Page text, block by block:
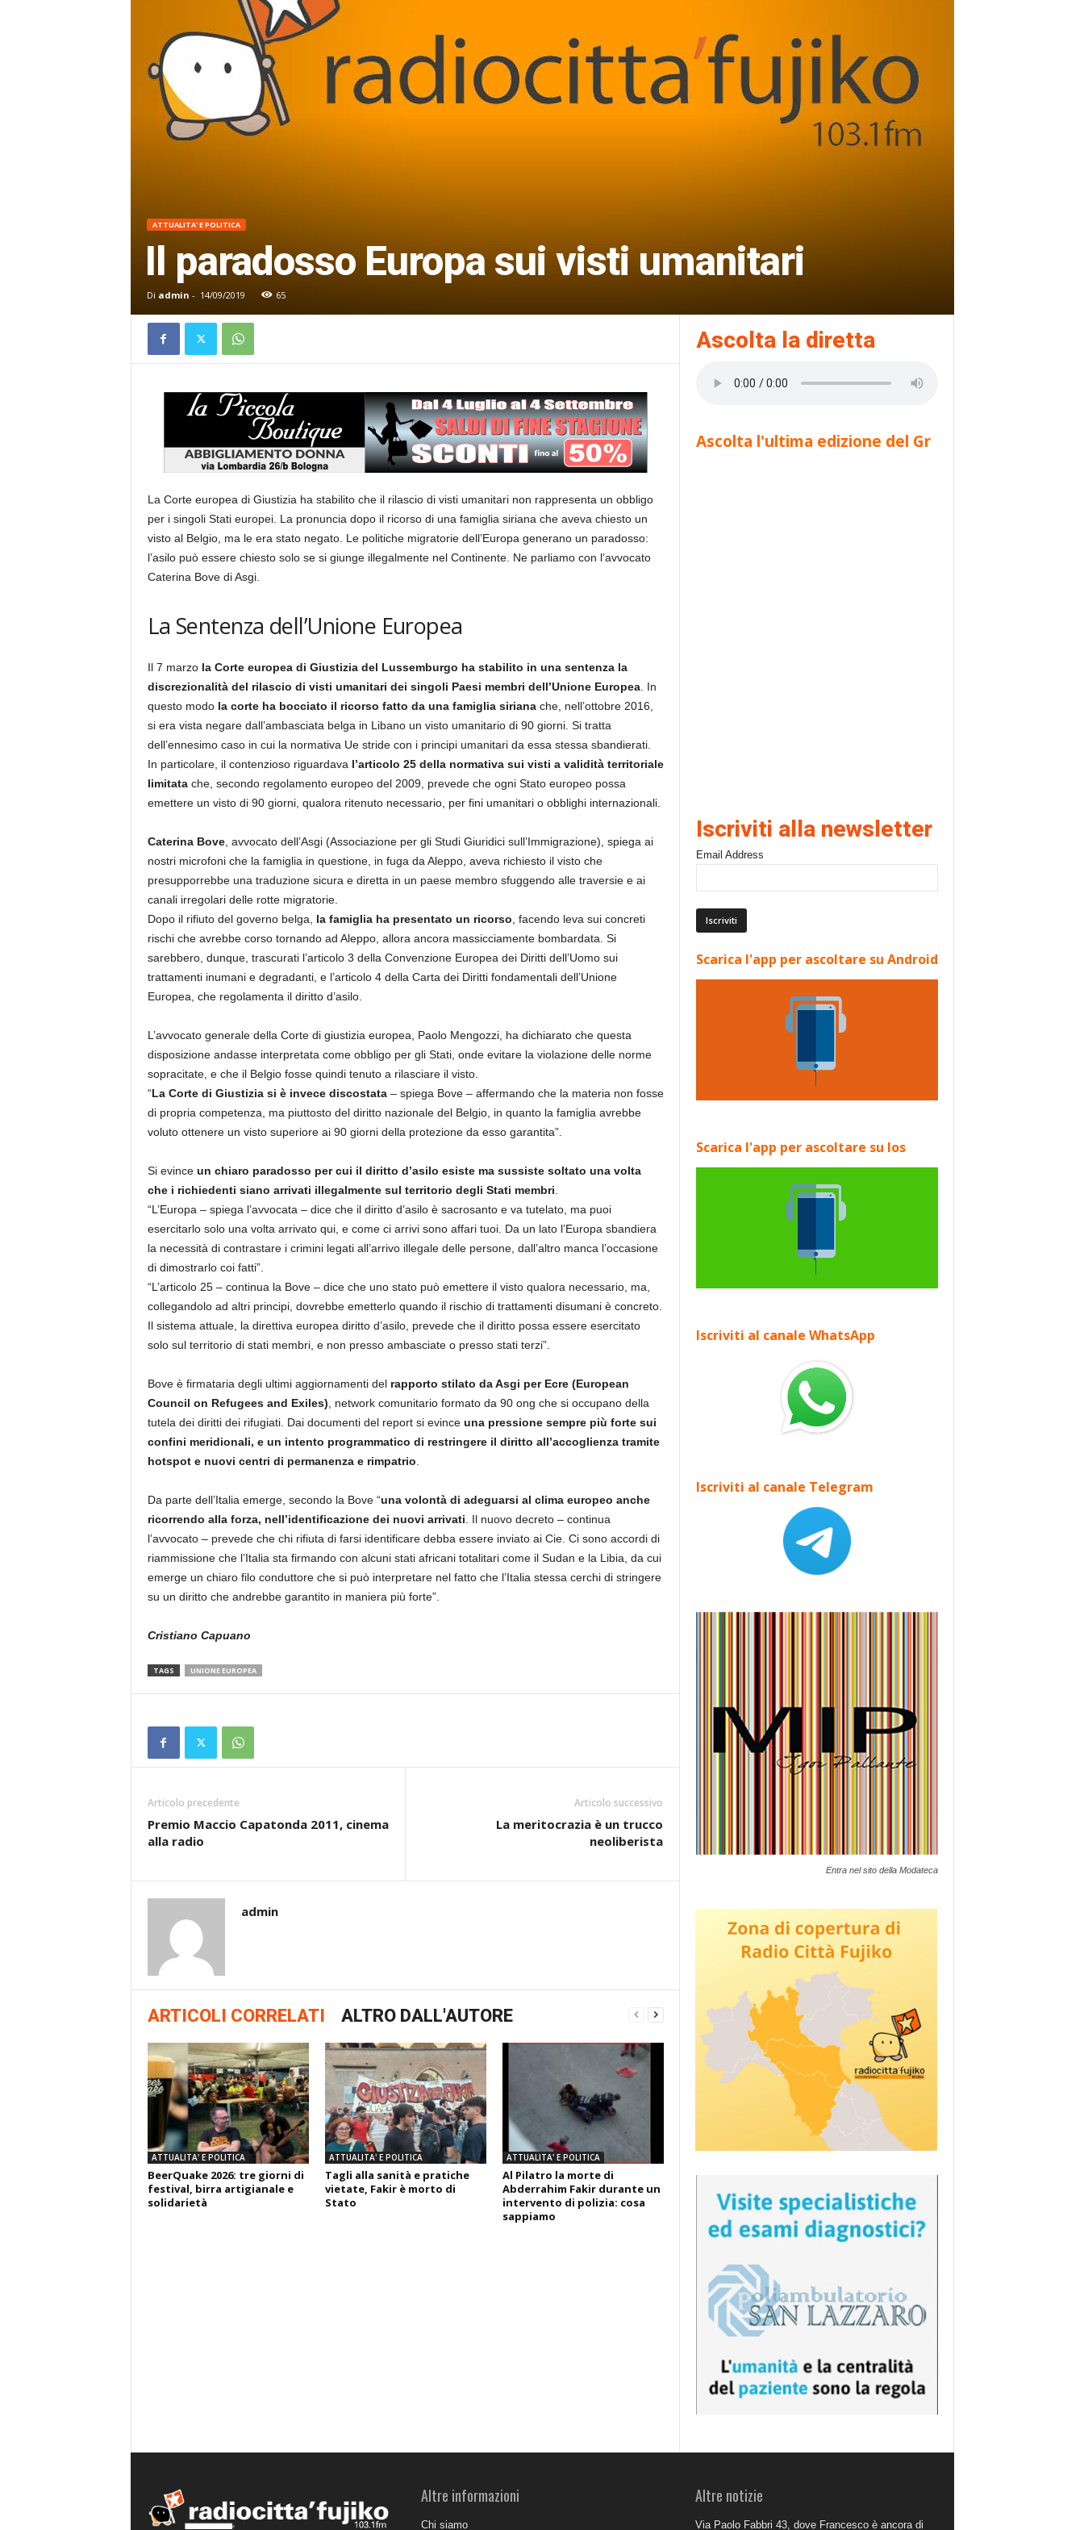
ATTUALITA' E POLITICA
Il paradosso Europa sui visti umanitari
Di admin - 14/09/2019 65
La Corte europea di Giustizia ha stabilito che il rilascio di visti umanitari non rappresenta un obbligo
per i singoli Stati europei. La pronuncia dopo il ricorso di una famiglia siriana che aveva chiesto un
visto al Belgio, ma le era stato negato. Le politiche migratorie dell’Europa generano un paradosso:
l’asilo può essere chiesto solo se si giunge illegalmente nel Continente. Ne parliamo con l’avvocato
Caterina Bove di Asgi.
La Sentenza dell’Unione Europea
Il 7 marzo la Corte europea di Giustizia del Lussemburgo ha stabilito in una sentenza la
discrezionalità del rilascio di visti umanitari dei singoli Paesi membri dell’Unione Europea. In
questo modo la corte ha bocciato il ricorso fatto da una famiglia sirianache, nell’ottobre 2016,
si era vista negare dall’ambasciata belga in Libano un visto umanitario di 90 giorni. Si tratta
dell’ennesimo caso in cui la normativa Ue stride con i principi umanitari da essa stessa sbandierati.
In particolare, il contenzioso riguardava l’articolo 25 della normativa sui visti a validità territoriale
limitatache, secondo regolamento europeo del 2009, prevede che ogni Stato europeo possa
emettere un visto di 90 giorni, qualora ritenuto necessario, per fini umanitari o obblighi internazionali.
Caterina Bove, avvocato dell’Asgi (Associazione per gli Studi Giuridici sull’Immigrazione), spiega ai
nostri microfoni che la famiglia in questione, in fuga da Aleppo, aveva richiesto il visto che
presupporrebbe una traduzione sicura e diretta in un paese membro sfuggendo alle traversie e ai
canali irregolari delle rotte migratorie.
Dopo il rifiuto del governo belga,
la famiglia ha presentato un ricorso , facendo leva sui concreti
rischi che avrebbe corso tornando ad Aleppo, allora ancora massicciamente bombardata. Si
sarebbero, dunque, trascurati l’articolo 3 della Convenzione Europea dei Diritti dell’Uomo sui
trattamenti inumani e degradanti, e l’articolo 4 della Carta dei Diritti fondamentali dell’Unione
Europea, che regolamenta il diritto d’asilo.
L’avvocato generale della Corte di giustizia europea, Paolo Mengozzi, ha dichiarato che questa
disposizione andasse interpretata come obbligo per gli Stati, onde evitare la violazione delle norme
sopracitate, e che il Belgio fosse quindi tenuto a rilasciare il visto.
“La Corte di Giustizia si è invece discostata– spiega Bove – affermando che la materia non fosse
di propria competenza, ma piuttosto del diritto nazionale del Belgio, in quanto la famiglia avrebbe
voluto ottenere un visto superiore ai 90 giorni della protezione da esso garantita”.
Si evince un chiaro paradosso per cui il diritto d’asilo esiste ma sussiste soltato una volta
che i richiedenti siano arrivati illegalmente sul territorio degli Stati membri
“L’Europa – spiega l’avvocata – dice che il diritto d’asilo è sacrosanto e va tutelato, ma puoi
esercitarlo solo una volta arrivato qui, e come ci arrivi sono affari tuoi. Da un lato l’Europa sbandiera
la necessità di contrastare i crimini legati all’arrivo illegale delle persone, dall’altro manca l’occasione
di dimostrarlo coi fatti”.
“L’articolo 25 – continua la Bove – dice che uno stato può emettere il visto qualora necessario, ma,
collegandolo ad altri principi, dovrebbe emetterlo quando il rischio di trattamenti disumani è concreto.
Il sistema attuale, la direttiva europea diritto d’asilo, prevede che il diritto possa essere esercitato
solo sul territorio di stati membri, e non presso ambasciate o presso stati terzi”.
Bove è firmataria degli ultimi aggiornamenti del rapporto stilato da Asgi per Ecre (European
Council on Refugees and Exiles) , network comunitario formato da 90 ong che si occupano della
tutela dei diritti dei rifugiati. Dai documenti del report si evince una pressione sempre più forte sui
confini meridionali, e un intento programmatico di restringere il diritto all’accoglienza tramite
hotspot e nuovi centri di permanenza e rimpatrio
Da parte dell’Italia emerge, secondo la Bove “una volontà di adeguarsi al clima europeo anche
ricorrendo alla forza, nell’identificazione dei nuovi arrivati . Il nuovo decreto – continua
l’avvocato – prevede che chi rifiuta di farsi identificare debba essere inviato ai Cie. Ci sono accordi di
riammissione che l’Italia sta firmando con alcuni stati africani totalitari come il Sudan e la Libia, da cui
emerge un chiaro filo conduttore che si può interpretare nel fatto che l’Italia stessa cerchi di stringere
su un diritto che andrebbe garantito in maniera più forte”.
Cristiano Capuano
TAGS UNIONE EUROPEA
Articolo precedente
Premio Maccio Capatonda 2011, cinema
alla radio
Articolo successivo
La meritocrazia è un trucco
neoliberista
admin
ARTICOLI CORRELATI ALTRO DALL'AUTORE
ATTUALITA' E POLITICA
BeerQuake 2026: tre giorni di
festival, birra artigianale e
solidarietà
ATTUALITA' E POLITICA
Tagli alla sanità e pratiche
vietate, Fakir è morto di
Stato
ATTUALITA' E POLITICA
Al Pilatro la morte di
Abderrahim Fakir durante un
intervento di polizia: cosa
sappiamo
Ascolta la diretta
Ascolta l'ultima edizione del Gr
Iscriviti alla newsletter
Email Address
Scarica l'app per ascoltare su Android
Scarica l'app per ascoltare su Ios
Iscriviti al canale WhatsApp
Iscriviti al canale Telegram
Entra nel sito della Modateca
Altre informazioni
Chi siamo
Altre notizie
Via Paolo Fabbri 43, dove Francesco è ancora di